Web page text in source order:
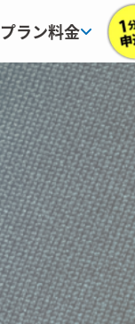
プラン料金